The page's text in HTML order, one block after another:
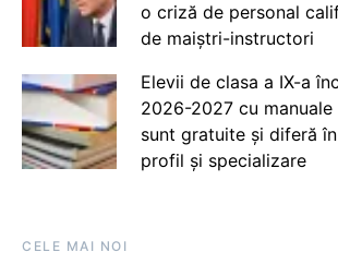
o criză de personal
de maiștri-instructori
Elevii de clasa a IX-a
2026-2027 cu
sunt gratuite și diferă
profil și specializare
CELE MAI NOI